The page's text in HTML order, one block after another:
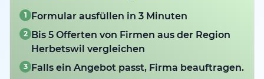
1 Formular ausfüllen in 3 Minuten
2 Bis 5 Offerten von Firmen aus der Region
Herbetswil vergleichen
3 Falls ein Angebot passt, Firma beauftragen.